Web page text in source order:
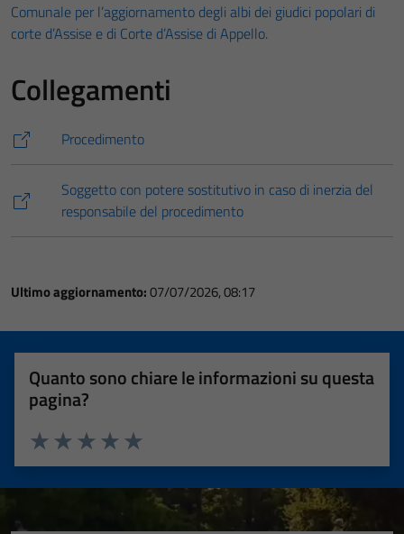
Comunale per l’aggiornamento degli albi dei giudici popolari di
corte d’Assise e di Corte d’Assise di Appello.
Collegamenti
Procedimento
Soggetto con potere sostitutivo in caso di inerzia del
responsabile del procedimento
Ultimo aggiornamento:07/07/2026, 08:17
Quanto sono chiare le informazioni su questa
pagina?
Valuta 5 stelle su 5
Valuta 4 stelle su 5
Valuta 3 stelle su 5
Valuta 2 stelle su 5
Valuta 1 stelle su 5